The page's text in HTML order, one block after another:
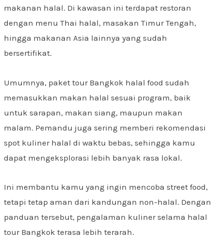
makanan halal. Di kawasan ini terdapat restoran
dengan menu Thai halal, masakan Timur Tengah,
hingga makanan Asia lainnya yang sudah
bersertifikat.
Umumnya, paket tour Bangkok halal food sudah
memasukkan makan halal sesuai program, baik
untuk sarapan, makan siang, maupun makan
malam. Pemandu juga sering memberi rekomendasi
spot kuliner halal di waktu bebas, sehingga kamu
dapat mengeksplorasi lebih banyak rasa lokal.
Ini membantu kamu yang ingin mencoba street food,
tetapi tetap aman dari kandungan non-halal. Dengan
panduan tersebut, pengalaman kuliner selama halal
tour Bangkok terasa lebih terarah.